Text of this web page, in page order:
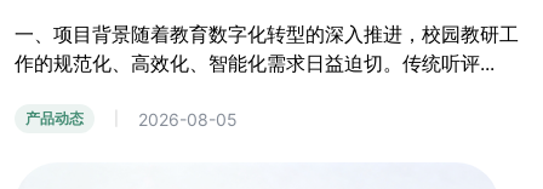
一、项目背景随着教育数字化转型的深入推进，校园教研工
作的规范化、高效化、智能化需求日益迫切。传统听评...
产品动态 2026-08-05